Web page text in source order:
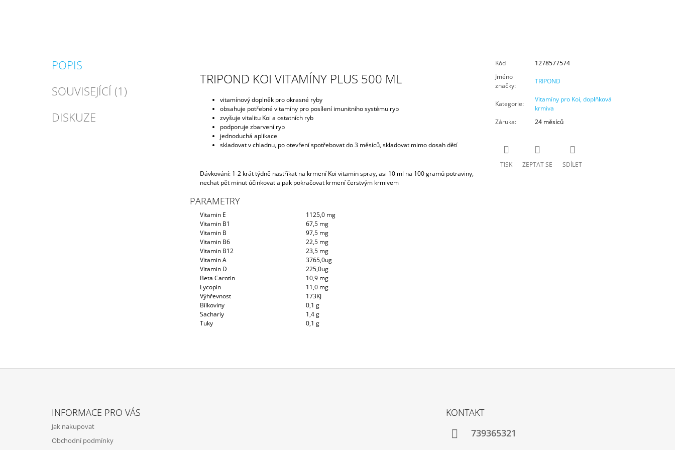
POPIS
SOUVISEJÍCÍ (1)
DISKUZE
TRIPOND KOI VITAMÍNY PLUS 500 ML
vitamínový doplněk pro okrasné ryby
obsahuje potřebné vitamíny pro posílení imunitního systému ryb
zvyšuje vitalitu Koi a ostatních ryb
podporuje zbarvení ryb
jednoduchá aplikace
skladovat v chladnu, po otevření spotřebovat do 3 měsíců, skladovat mimo dosah dětí
Dávkování: 1-2 krát týdně nastříkat na krmení Koi vitamin spray, asi 10 ml na 100 gramů potraviny,
nechat pět minut účinkovat a pak pokračovat krmení čerstvým krmivem
PARAMETRY
Vitamin E
1125,0 mg
Vitamin B1
67,5 mg
Vitamin B
97,5 mg
Vitamin B6
22,5 mg
Vitamin B12
23,5 mg
Vitamin A
3765,0ug
Vitamin D
225,0ug
Beta Carotin
10,9 mg
Lycopin
11,0 mg
Výhřevnost
173KJ
Bílkoviny
0,1 g
Sachariy
1,4 g
Tuky
0,1 g
Kód
1278577574
Jméno
značky:
TRIPOND
Kategorie:
Vitamíny pro Koi, doplňková
krmiva
Záruka: 24 měsíců
TISK ZEPTAT SE SDÍLET
INFORMACE PRO VÁS
Jak nakupovat
Obchodní podmínky
KONTAKT
739365321